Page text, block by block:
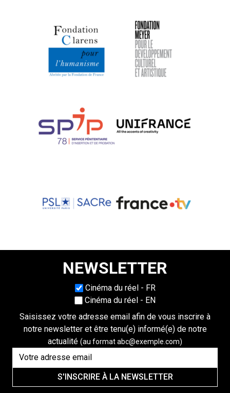
NEWSLETTER
Choisissez une langueCinéma du réel - FR
Cinéma du réel - EN
Saisissez votre adresse email afin de vous inscrire à
notre newsletter et être tenu(e) informé(e) de notre
actualité (au format abc@exemple.com)
S'INSCRIRE À LA NEWSLETTER